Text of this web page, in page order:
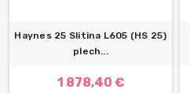
Haynes 25 Slitina L605 (HS 25)
plech...
1 878,40 €